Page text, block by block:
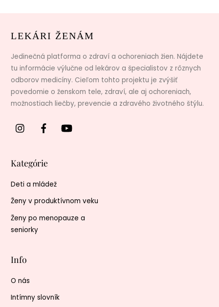
LEKÁRI ŽENÁM
Jedinečná platforma o zdraví a ochoreniach žien. Nájdete
tu informácie výlučne od lekárov a špecialistov z rôznych
odborov medicíny. Cieľom tohto projektu je zvýšiť
povedomie o ženskom tele, zdraví, ale aj ochoreniach,
možnostiach liečby, prevencie a zdravého životného štýlu.
Kategórie
Deti a mládež
Ženy v produktívnom veku
Ženy po menopauze a
seniorky
Info
O nás
Intímny slovník